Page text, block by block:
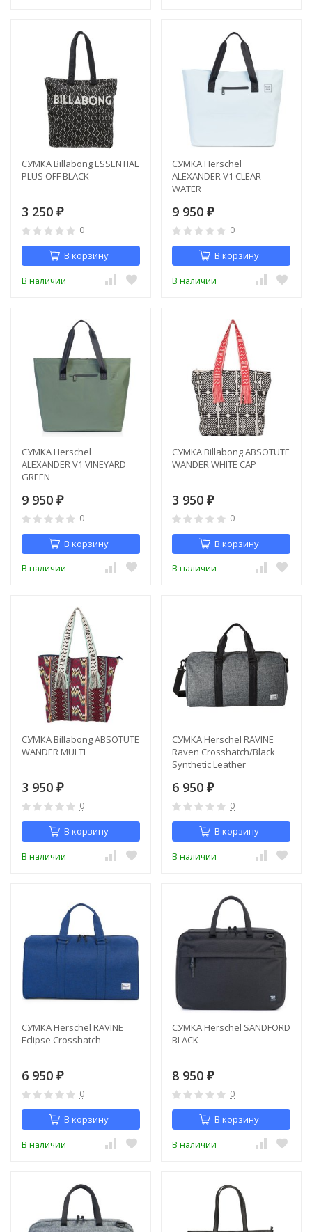
СУМКА Billabong ESSENTIAL
PLUS OFF BLACK
3 250 ₽
0
В корзину
В наличии
СУМКА Herschel
ALEXANDER V1 CLEAR
WATER
9 950 ₽
0
В корзину
В наличии
СУМКА Herschel
ALEXANDER V1 VINEYARD
GREEN
9 950 ₽
0
В корзину
В наличии
СУМКА Billabong ABSOTUTE
WANDER WHITE CAP
3 950 ₽
0
В корзину
В наличии
СУМКА Billabong ABSOTUTE
WANDER MULTI
3 950 ₽
0
В корзину
В наличии
СУМКА Herschel RAVINE
Raven Crosshatch/Black
Synthetic Leather
6 950 ₽
0
В корзину
В наличии
СУМКА Herschel RAVINE
Eclipse Crosshatch
6 950 ₽
0
В корзину
В наличии
СУМКА Herschel SANDFORD
BLACK
8 950 ₽
0
В корзину
В наличии